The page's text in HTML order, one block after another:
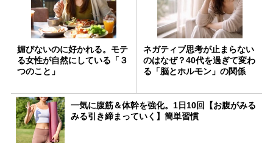
媚びないのに好かれる。モテ
る女性が自然にしている「３
つのこと」
ネガティブ思考が止まらない
のはなぜ？40代を過ぎて変わ
る「脳とホルモン」の関係
一気に腹筋＆体幹を強化。1日10回【お腹がみる
みる引き締まっていく】簡単習慣